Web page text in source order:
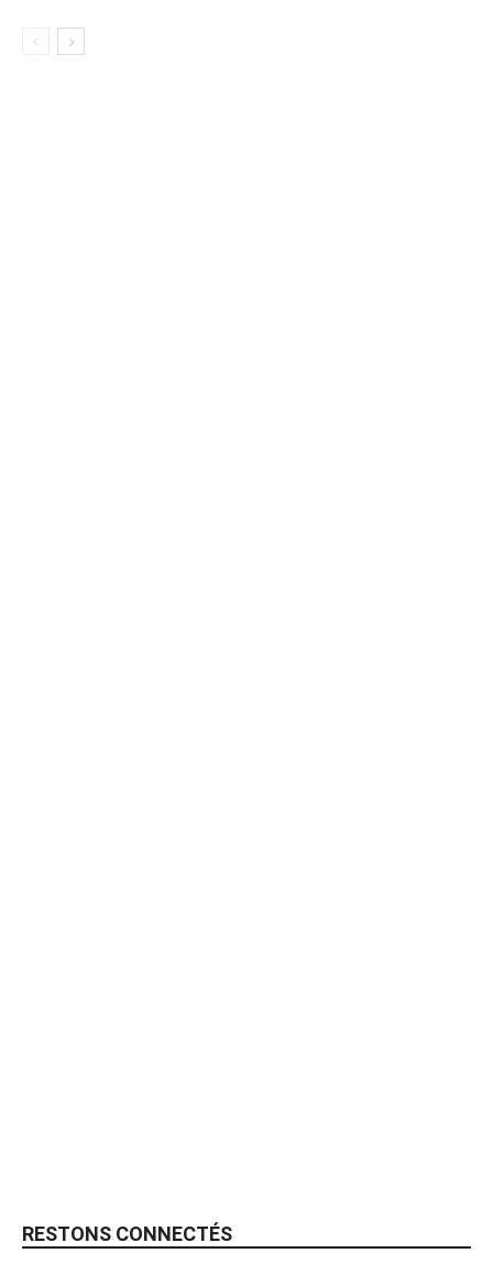
RESTONS CONNECTÉS